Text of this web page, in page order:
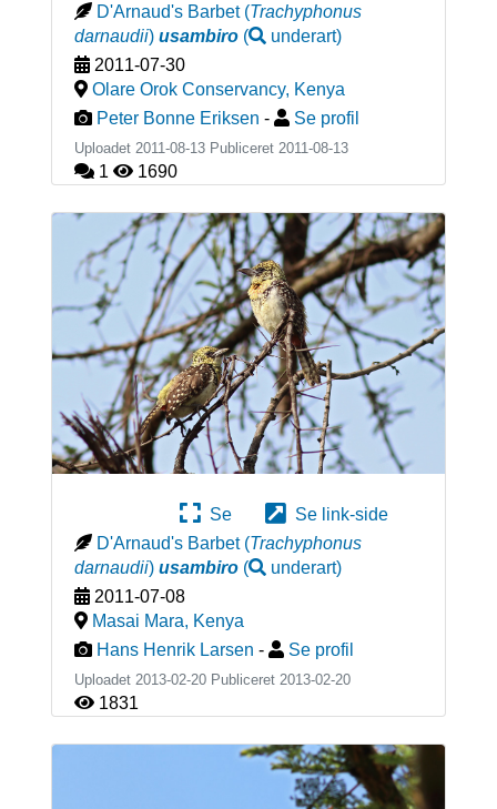
D'Arnaud's Barbet (Trachyphonus
darnaudii) usambiro( underart)
2011-07-30
Olare Orok Conservancy, Kenya
Peter Bonne Eriksen - Se profil
Uploadet 2011-08-13 Publiceret 2011-08-13
1 1690
Se
Se link-side
D'Arnaud's Barbet (Trachyphonus
darnaudii) usambiro( underart)
2011-07-08
Masai Mara, Kenya
Hans Henrik Larsen - Se profil
Uploadet 2013-02-20 Publiceret 2013-02-20
1831